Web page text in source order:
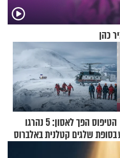
כהן
הטיפוס הפך לאסון: 5 נהרגו
בסופת שלגים קטלנית באלברוס